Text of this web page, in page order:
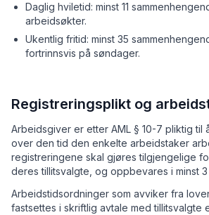
Daglig hviletid: minst 11
arbeidsøkter.
Ukentlig fritid: minst 35
fortrinnsvis på søndager.
Registreringsplikt og
Arbeidsgiver er etter AML § 10-7 pliktig til
over den tid den enkelte arbeidstaker
registreringene skal gjøres tilgjengelige
deres tillitsvalgte, og oppbevares i minst 3
Arbeidstidsordninger som avviker fra
fastsettes i skriftlig avtale med tillitsvalgte